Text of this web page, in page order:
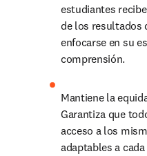
estudiantes
de los resultados
enfocarse en su
comprensión.
Mantiene la
Garantiza que
acceso a los
adaptables a